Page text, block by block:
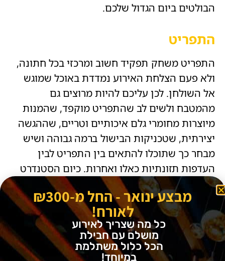
הבולטים ביום הגדול שלכם.
התפריט
התפריט משחק תפקיד חשוב ומרכזי בכל חתונה,
ולא פעם הצלחת האירוע נמדדת באוכל שמוגש
אל השולחן. לכן עליכם להיות מרוצים גם
מהמטבח ולשים לב שהתפריט מוקפד, שהמנות
מיוצרות מחומרי גלם איכותיים וטריים, שההגשה
יצירתית, שטכניקות הבישול ברמה גבוהה ושיש
מבחר כך שתוכלו להתאים בין התפריט לבין
העדפות תזונתיות כאלו ואחרות. כיום הסטנדרט
מאוד גבוה וגן האירועים שלכם צריך להתעלות על
עצמו.
מבצע ינואר - החל מ-₪300
לאורח!
כל מה שצריך לאירוע
מושלם עם חבילת
הכל כלול משתלמת
במיוחד!